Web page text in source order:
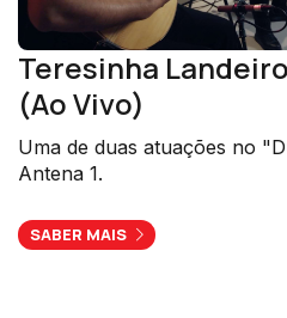
Teresinha
(Ao Vivo)
Uma de duas atuações no
Antena 1.
SABER MAIS